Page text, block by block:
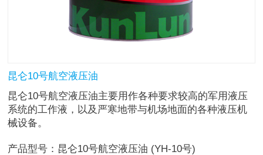
昆仑10号航空液压油
昆仑10号航空液压油主要用作各种要求较高的军用液压
系统的工作液，以及严寒地带与机场地面的各种液压机
械设备。
产品型号：昆仑10号航空液压油 (YH-10号)